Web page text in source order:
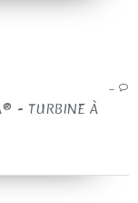
…
- TURBINE À